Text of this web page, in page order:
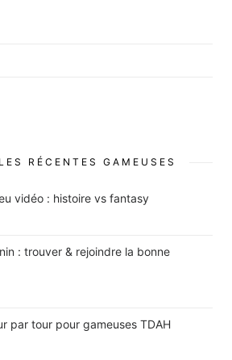
RÉCENTES GAMEUSES
vidéo : histoire vs fantasy
: trouver & rejoindre la bonne
par tour pour gameuses TDAH